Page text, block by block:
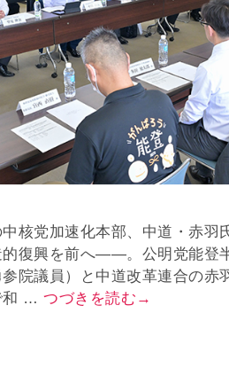
核党加速化本部、中道・赤羽
的復興を前へ――。公明党能登
参院議員）と中道改革連合の赤
和 …つづきを読む→